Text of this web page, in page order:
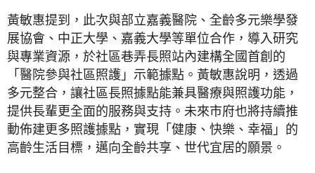
黃敏惠提到，此次與部立嘉義醫院、全齡多元樂學發
展協會、中正大學、嘉義大學等單位合作，導入研究
與專業資源，於社區巷弄長照站內建構全國首創的
「醫院參與社區照護」示範據點。黃敏惠說明，透過
多元整合，讓社區長照據點能兼具醫療與照護功能，
提供長輩更全面的服務與支持。未來市府也將持續推
動佈建更多照護據點，實現「健康、快樂、幸福」的
高齡生活目標，邁向全齡共享、世代宜居的願景。